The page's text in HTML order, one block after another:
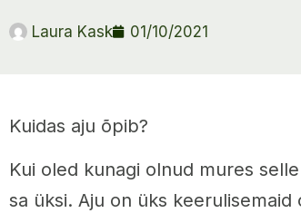
Laura Kask 01/10/2021
Kuidas aju õpib?
Kui oled kunagi olnud mures
sa üksi. Aju on üks